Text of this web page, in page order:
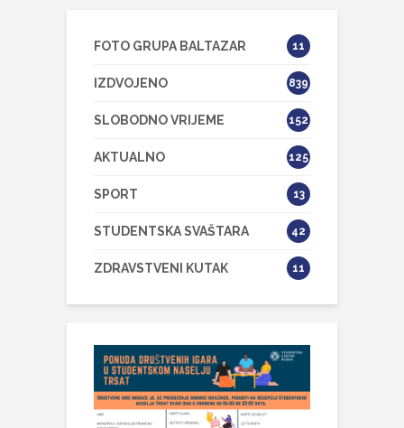
FOTO GRUPA BALTAZAR 11
IZDVOJENO 839
SLOBODNO VRIJEME 152
AKTUALNO 125
SPORT 13
STUDENTSKA SVAŠTARA 42
ZDRAVSTVENI KUTAK 11